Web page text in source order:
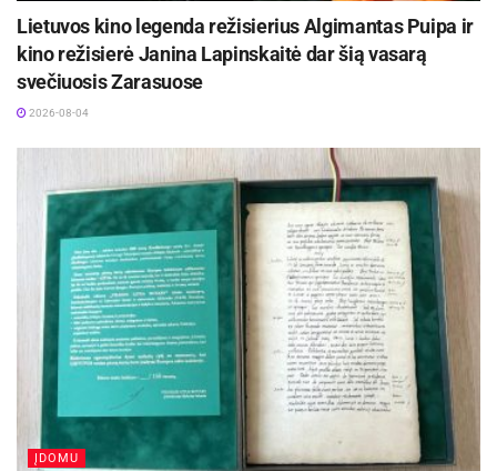
Lietuvos kino legenda režisierius Algimantas Puipa ir
kino režisierė Janina Lapinskaitė dar šią vasarą
svečiuosis Zarasuose
2026-08-04
ĮDOMU